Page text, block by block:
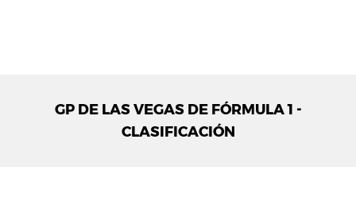
GP DE LAS VEGAS DE FÓRMULA 1 -
CLASIFICACIÓN